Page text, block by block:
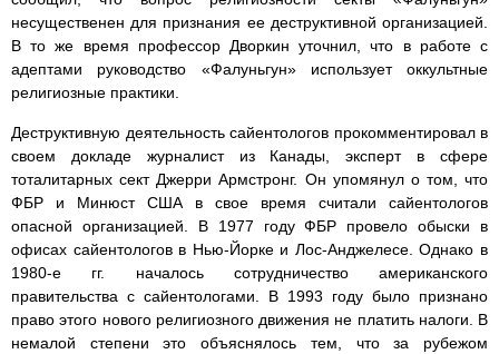
несущественен для признания ее деструктивной организацией.
В то же время профессор Дворкин уточнил, что в работе с
адептами руководство «Фалуньгун» использует оккультные
религиозные практики.
Деструктивную деятельность сайентологов прокомментировал в
своем докладе журналист из Канады, эксперт в сфере
тоталитарных сект Джерри Армстронг. Он упомянул о том, что
ФБР и Минюст США в свое время считали сайентологов
опасной организацией. В 1977 году ФБР провело обыски в
офисах сайентологов в Нью-Йорке и Лос-Анджелесе. Однако в
1980-е гг. началось сотрудничество американского
правительства с сайентологами. В 1993 году было признано
право этого нового религиозного движения не платить налоги. В
немалой степени это объяснялось тем, что за рубежом